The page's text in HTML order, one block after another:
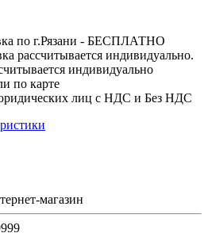
по г.Рязани - БЕСПЛАТНО
рассчитывается индивидуально.
индивидуально
по карте
лиц с НДС и Без НДС
магазин